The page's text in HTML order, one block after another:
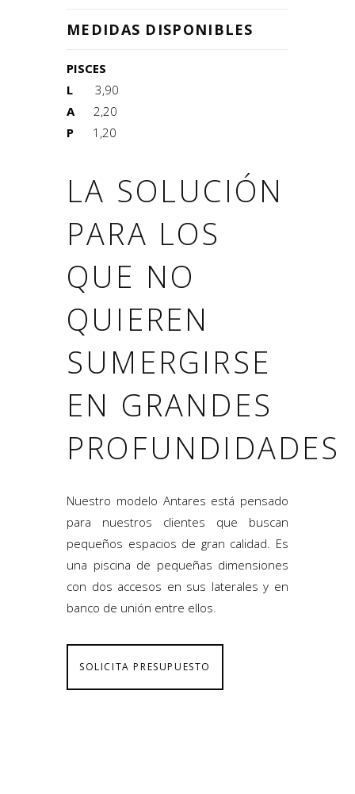
MEDIDAS DISPONIBLES
PISCES
L 3,90
A
2,20
P
1,20
LA SOLUCIÓN
PARA LOS
QUE NO
QUIEREN
SUMERGIRSE
EN GRANDES
PROFUNDIDADES
Nuestro modelo Antares está pensado
para nuestros clientes que buscan
pequeños espacios de gran calidad. Es
una piscina de pequeñas dimensiones
con dos accesos en sus laterales y en
banco de unión entre ellos.
SOLICITA PRESUPUESTO